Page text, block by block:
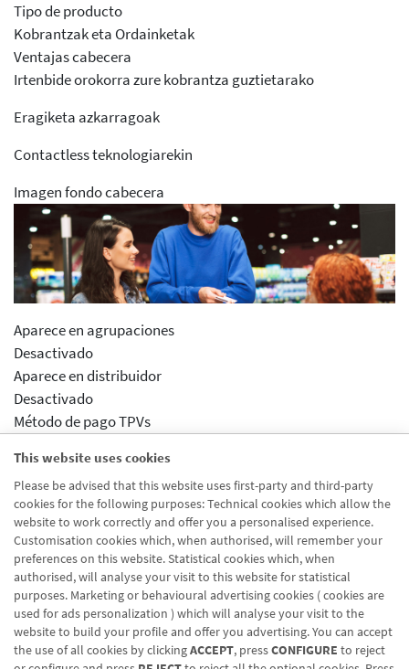
This website uses cookies
Please be advised that this website uses first-party and third-party
cookies for the following purposes: Technical cookies which allow the
website to work correctly and offer you a personalised experience.
Customisation cookies which, when authorised, will remember your
preferences on this website. Statistical cookies which, when
authorised, will analyse your visit to this website for statistical
purposes. Marketing or behavioural advertising cookies ( cookies are
used for ads personalization ) which will analyse your visit to the
website to build your profile and offer you advertising. You can accept
the use of all cookies by clickingACCEPT, pressCONFIGURE to reject
Tipo de producto
Kobrantzak eta Ordainketak
Ventajas cabecera
Irtenbide orokorra zure kobrantza guztietarako
Eragiketa azkarragoak
Contactless teknologiarekin
Imagen fondo cabecera
Aparece en agrupaciones
Desactivado
Aparece en distribuidor
Desactivado
Método de pago TPVs
Movilidad TPVs
Dentro de tu negocio
Activar previsualizcion
Desactivado
Blog CRN CNMV Office finder Legal notice Cookies policy